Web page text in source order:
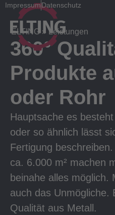
ImpressumDatenschutz
ELTING»Leistungen
360°
Produkte
oder Rohr
Hauptsache es
oder so ähnlich lässt
Fertigung
ca. 6.000 m² machen
beinahe alles möglich.
auch das Unmögliche.
Qualität aus Metall.